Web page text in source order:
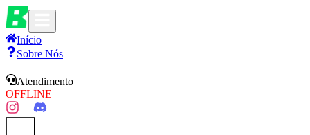
Início
Sobre Nós
Atendimento
OFFLINE